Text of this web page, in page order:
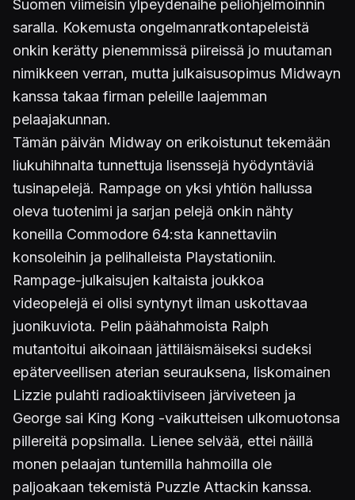
Suomen viimeisin ylpeydenaihe peliohjelmoinnin
saralla. Kokemusta ongelmanratkontapeleistä
onkin kerätty pienemmissä piireissä jo muutaman
nimikkeen verran, mutta julkaisusopimus Midwayn
kanssa takaa firman peleille laajemman
pelaajakunnan.
Tämän päivän Midway on erikoistunut tekemään
liukuhihnalta tunnettuja lisenssejä hyödyntäviä
tusinapelejä. Rampage on yksi yhtiön hallussa
oleva tuotenimi ja sarjan pelejä onkin nähty
koneilla Commodore 64:sta kannettaviin
konsoleihin ja pelihalleista Playstationiin.
Rampage-julkaisujen kaltaista joukkoa
videopelejä ei olisi syntynyt ilman uskottavaa
juonikuviota. Pelin päähahmoista Ralph
mutantoitui aikoinaan jättiläismäiseksi sudeksi
epäterveellisen aterian seurauksena, liskomainen
Lizzie pulahti radioaktiiviseen järviveteen ja
George sai King Kong -vaikutteisen ulkomuotonsa
pillereitä popsimalla. Lienee selvää, ettei näillä
monen pelaajan tuntemilla hahmoilla ole
paljoakaan tekemistä Puzzle Attackin kanssa.